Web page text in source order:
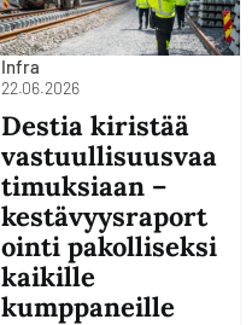
Infra
22.06.2026
Destia kiristää
vastuullisuusvaa
timuksiaan –
kestävyysraport
ointi pakolliseksi
kaikille
kumppaneille